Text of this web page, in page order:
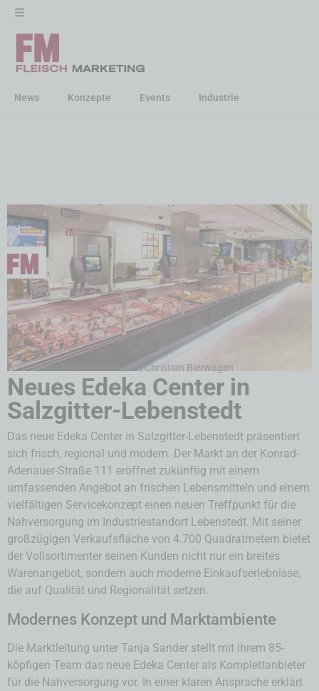
News Konzepte Events Industrie
Foto: Edeka Minden-Hannover/Christian Bierwagen
Neues Edeka Center in
Salzgitter-Lebenstedt
Das neue Edeka Center in Salzgitter-Lebenstedt präsentiert
sich frisch, regional und modern. Der Markt an der Konrad-
Adenauer-Straße 111 eröffnet zukünftig mit einem
umfassenden Angebot an frischen Lebensmitteln und einem
vielfältigen Servicekonzept einen neuen Treffpunkt für die
Nahversorgung im Industriestandort Lebenstedt. Mit seiner
großzügigen Verkaufsfläche von 4.700 Quadratmetern bietet
der Vollsortimenter seinen Kunden nicht nur ein breites
Warenangebot, sondern auch moderne Einkaufserlebnisse,
die auf Qualität und Regionalität setzen.
Modernes Konzept und Marktambiente
Die Marktleitung unter Tanja Sander stellt mit ihrem 85-
köpfigen Team das neue Edeka Center als Komplettanbieter
für die Nahversorgung vor. In einer klaren Ansprache erklärt